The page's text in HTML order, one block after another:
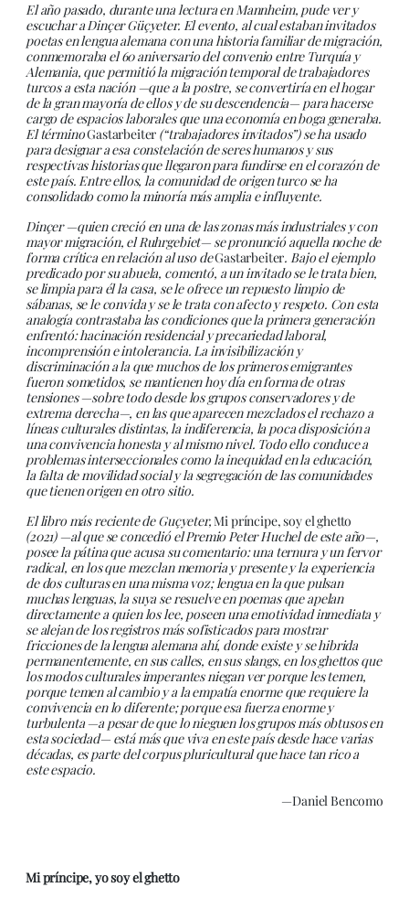
El año pasado, durante una lectura en Mannheim, pude ver y
escuchar a Dinçer Güçyeter. El evento, al cual estaban invitados
poetas en lengua alemana con una historia familiar de migración,
conmemoraba el 60 aniversario del convenio entre Turquía y
Alemania, que permitió la migración temporal de trabajadores
turcos a esta nación —que a la postre, se convertiría en el hogar
de la gran mayoría de ellos y de su descendencia— para hacerse
cargo de espacios laborales que una economía en boga generaba.
El términoGastarbeiter (“trabajadores invitados”) se ha usado
para designar a esa constelación de seres humanos y sus
respectivas historias que llegaron para fundirse en el corazón de
este país. Entre ellos, la comunidad de origen turco se ha
consolidado como la minoría más amplia e influyente.
Dinçer —quien creció en una de las zonas más industriales y con
mayor migración, el Ruhrgebiet— se pronunció aquella noche de
forma crítica en relación al uso deGastarbeiter. Bajo el ejemplo
predicado por su abuela, comentó, a un invitado se le trata bien,
se limpia para él la casa, se le ofrece un repuesto limpio de
sábanas, se le convida y se le trata con afecto y respeto. Con esta
analogía contrastaba las condiciones que la primera generación
enfrentó: hacinación residencial y precariedad laboral,
incomprensión e intolerancia. La invisibilización y
discriminación a la que muchos de los primeros emigrantes
fueron sometidos, se mantienen hoy día en forma de otras
tensiones —sobre todo desde los grupos conservadores y de
extrema derecha—, en las que aparecen mezclados el rechazo a
líneas culturales distintas, la indiferencia, la poca disposición a
una convivencia honesta y al mismo nivel. Todo ello conduce a
problemas interseccionales como la inequidad en la educación,
la falta de movilidad social y la segregación de las comunidades
que tienen origen en otro sitio.
El libro más reciente de Guçyeter,Mi príncipe, soy el ghetto
(2021) —al que se concedió el Premio Peter Huchel de este año—,
posee la pátina que acusa su comentario: una ternura y un fervor
radical, en los que mezclan memoria y presente y la experiencia
de dos culturas en una misma voz; lengua en la que pulsan
muchas lenguas, la suya se resuelve en poemas que apelan
directamente a quien los lee, poseen una emotividad inmediata y
se alejan de los registros más sofisticados para mostrar
fricciones de la lengua alemana ahí, donde existe y se hibrida
permanentemente, en sus calles, en sus slangs, en los ghettos que
los modos culturales imperantes niegan ver porque les temen,
porque temen al cambio y a la empatía enorme que requiere la
convivencia en lo diferente; porque esa fuerza enorme y
turbulenta —a pesar de que lo nieguen los grupos más obtusos en
esta sociedad— está más que viva en este país desde hace varias
décadas, es parte del corpus pluricultural que hace tan rico a
este espacio.
—Daniel Bencomo
Mi príncipe, yo soy el ghetto